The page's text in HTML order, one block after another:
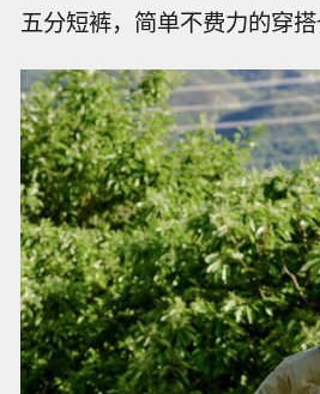
五分短裤，简单不费力的穿搭